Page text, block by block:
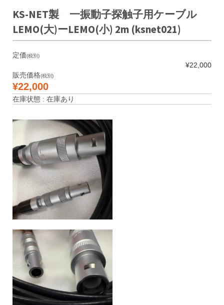
KS-NET製 一振動子探触子用ケーブル
LEMO(大)ーLEMO(小) 2m (ksnet021)
定価(税別)
¥22,000
販売価格(税別)
¥22,000
在庫状態 : 在庫あり